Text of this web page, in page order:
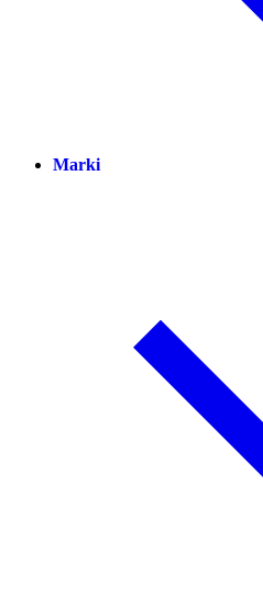
Marki